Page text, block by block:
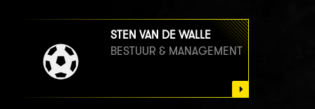
STEN VAN DE WALLE
BESTUUR & MANAGEMENT